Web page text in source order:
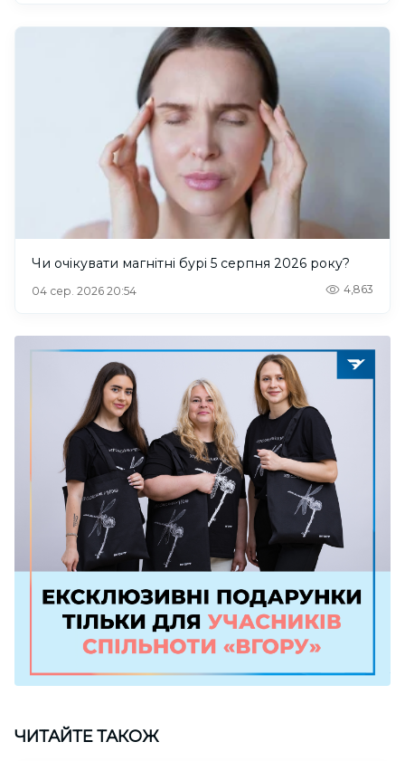
Чи очікувати магнітні бурі 5 серпня 2026 року?
04 сер. 2026 20:54 4,863
ЧИТАЙТЕ ТАКОЖ